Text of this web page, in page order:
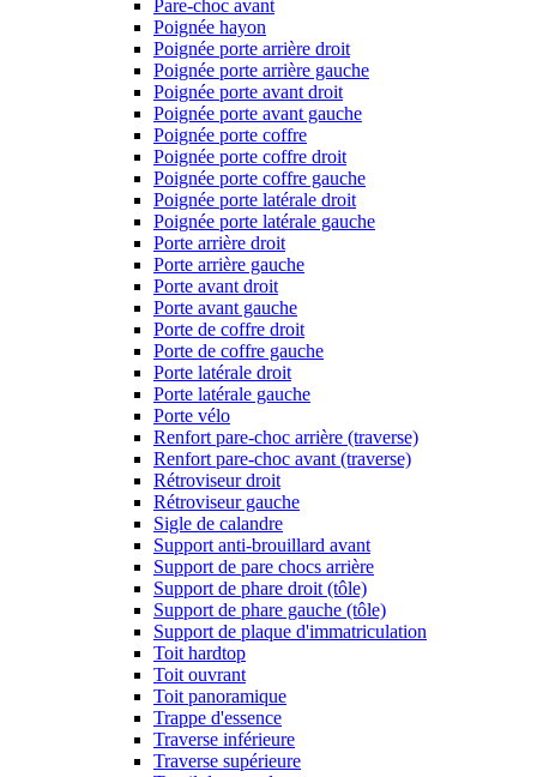
Pare-choc avant
Poignée hayon
Poignée porte arrière droit
Poignée porte arrière gauche
Poignée porte avant droit
Poignée porte avant gauche
Poignée porte coffre
Poignée porte coffre droit
Poignée porte coffre gauche
Poignée porte latérale droit
Poignée porte latérale gauche
Porte arrière droit
Porte arrière gauche
Porte avant droit
Porte avant gauche
Porte de coffre droit
Porte de coffre gauche
Porte latérale droit
Porte latérale gauche
Porte vélo
Renfort pare-choc arrière (traverse)
Renfort pare-choc avant (traverse)
Rétroviseur droit
Rétroviseur gauche
Sigle de calandre
Support anti-brouillard avant
Support de pare chocs arrière
Support de phare droit (tôle)
Support de phare gauche (tôle)
Support de plaque d'immatriculation
Toit hardtop
Toit ouvrant
Toit panoramique
Trappe d'essence
Traverse inférieure
Traverse supérieure